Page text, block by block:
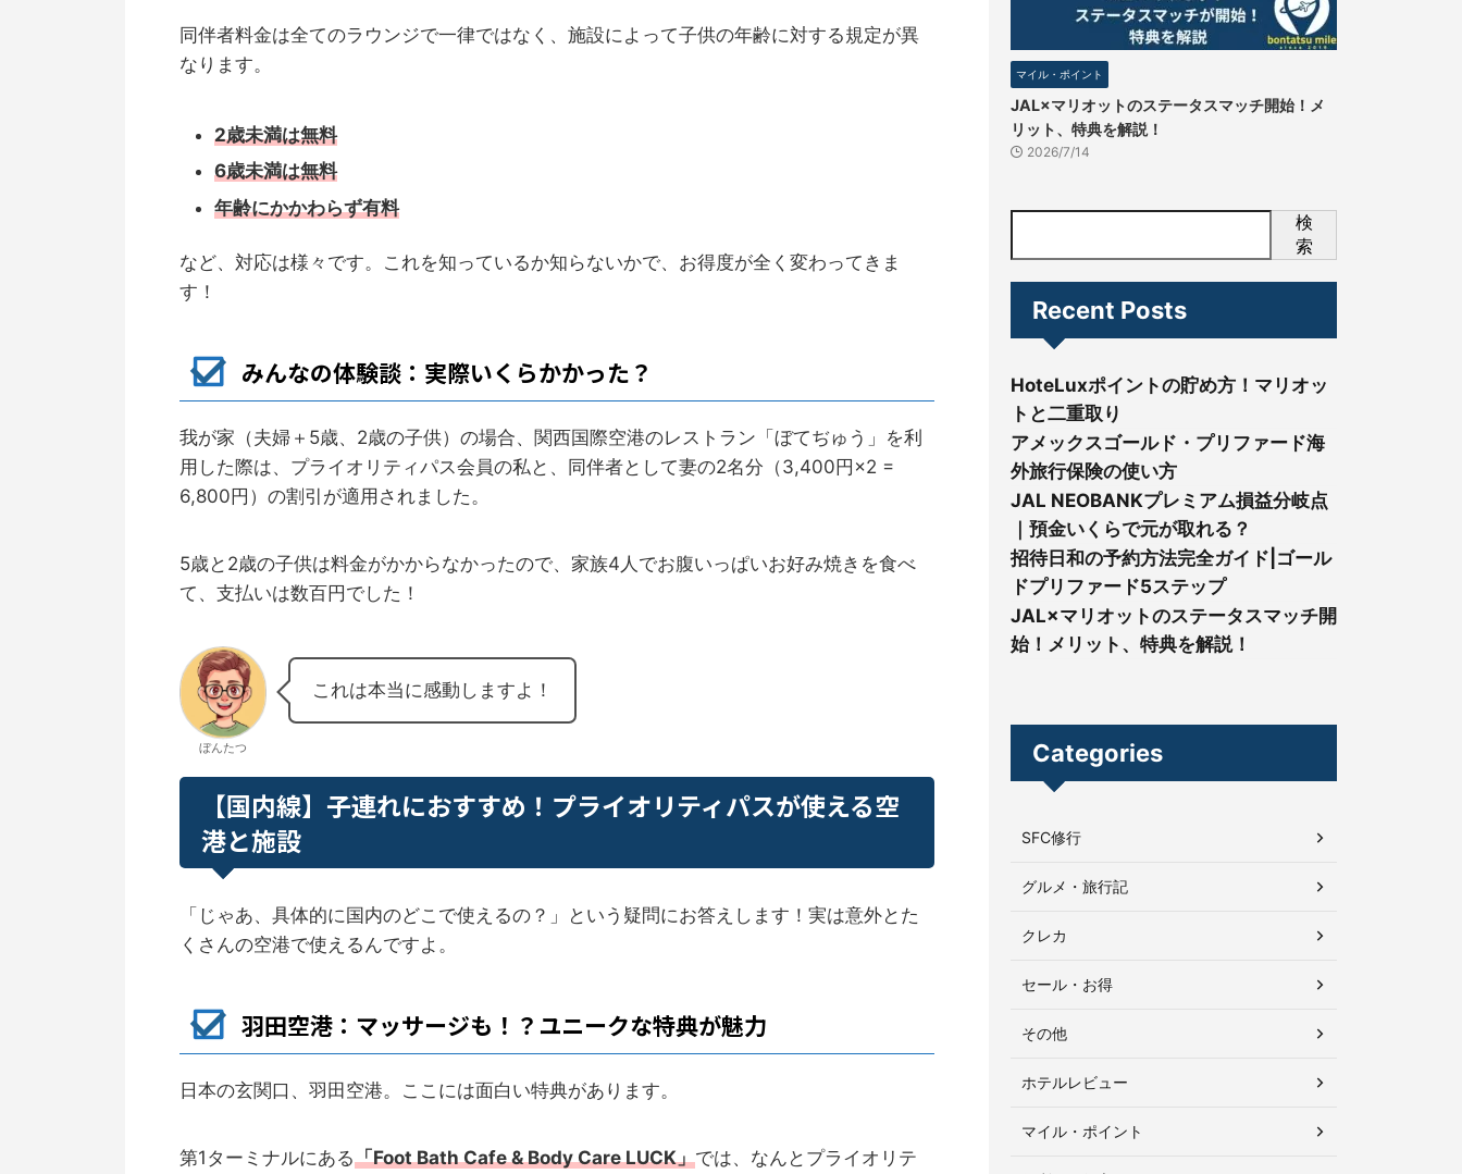
同伴者料金は全てのラウンジで一律ではなく、施設によって子供の年齢に対する規定が異
なります。
2歳未満は無料
6歳未満は無料
年齢にかかわらず有料
など、対応は様々です。これを知っているか知らないかで、お得度が全く変わってきま
す！
みんなの体験談：実際いくらかかった？
我が家（夫婦＋5歳、2歳の子供）の場合、関西国際空港のレストラン「ぼてぢゅう」を利
用した際は、プライオリティパス会員の私と、同伴者として妻の2名分（3,400円×2 =
6,800円）の割引が適用されました。
5歳と2歳の子供は料金がかからなかったので、家族4人でお腹いっぱいお好み焼きを食べ
て、支払いは数百円でした！
ぼんたつ
これは本当に感動しますよ！
【国内線】子連れにおすすめ！プライオリティパスが使える空
港と施設
「じゃあ、具体的に国内のどこで使えるの？」という疑問にお答えします！実は意外とた
くさんの空港で使えるんですよ。
羽田空港：マッサージも！？ユニークな特典が魅力
日本の玄関口、羽田空港。ここには面白い特典があります。
第1ターミナルにある「Foot Bath Cafe & Body Care LUCK」では、なんとプライオリテ
マイル・ポイント
JAL×マリオットのステータスマッチ開始！メ
リット、特典を解説！
2026/7/14
検
索
Recent Posts
HoteLuxポイントの貯め方！マリオッ
トと二重取り
アメックスゴールド・プリファード海
外旅行保険の使い方
JAL NEOBANKプレミアム損益分岐点
｜預金いくらで元が取れる？
招待日和の予約方法完全ガイド|ゴール
ドプリファード5ステップ
JAL×マリオットのステータスマッチ開
始！メリット、特典を解説！
Categories
SFC修行
グルメ・旅行記
クレカ
セール・お得
その他
ホテルレビュー
マイル・ポイント